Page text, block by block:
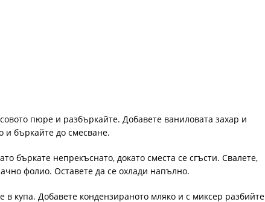
пюре и разбъркайте. Добавете ваниловата захар и
бъркайте до смесване.
бъркате непрекъснато, докато сместа се сгъсти. Свалете,
фолио. Оставете да се охлади напълно.
в купа. Добавете кондензираното мляко и с миксер разбийте